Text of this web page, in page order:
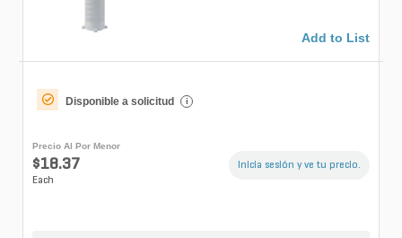
Add to List
Disponible a solicitud i
Precio Al Por Menor
$18.37
Each
Inicia sesión y ve tu precio.